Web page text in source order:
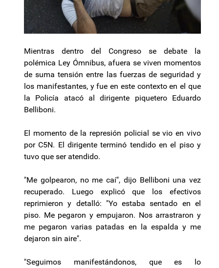
Mientras dentro del Congreso se debate la
polémica Ley Ómnibus, afuera se viven momentos
de suma tensión entre las fuerzas de seguridad y
los manifestantes, y fue en este contexto en el que
la Policía atacó al dirigente piquetero Eduardo
Belliboni.
El momento de la represión policial se vio en vivo
por C5N. El dirigente terminó tendido en el piso y
tuvo que ser atendido.
"Me golpearon, no me caí", dijo Belliboni una vez
recuperado. Luego explicó que los efectivos
reprimieron y detalló: "Yo estaba sentado en el
piso. Me pegaron y empujaron. Nos arrastraron y
me pegaron varias patadas en la espalda y me
dejaron sin aire".
"Seguimos manifestándonos, que es lo